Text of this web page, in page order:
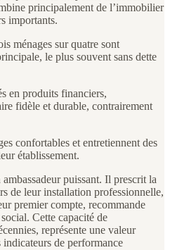
principalement de l’immobilier
importants.
ménages sur quatre sont
le plus souvent sans dette
en produits financiers,
fidèle et durable, contrairement
confortables et entretiennent des
établissement.
puissant. Il prescrit la
de leur installation professionnelle,
premier compte, recommande
Cette capacité de
représente une valeur
de performance